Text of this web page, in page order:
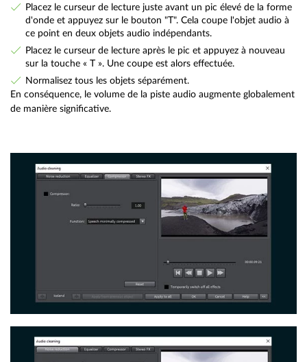
Placez le curseur de lecture juste avant un pic élevé de la forme
d'onde et appuyez sur le bouton "T". Cela coupe l'objet audio à
ce point en deux objets audio indépendants.
Placez le curseur de lecture après le pic et appuyez à nouveau
sur la touche « T ». Une coupe est alors effectuée.
Normalisez tous les objets séparément.
En conséquence, le volume de la piste audio augmente globalement
de manière significative.